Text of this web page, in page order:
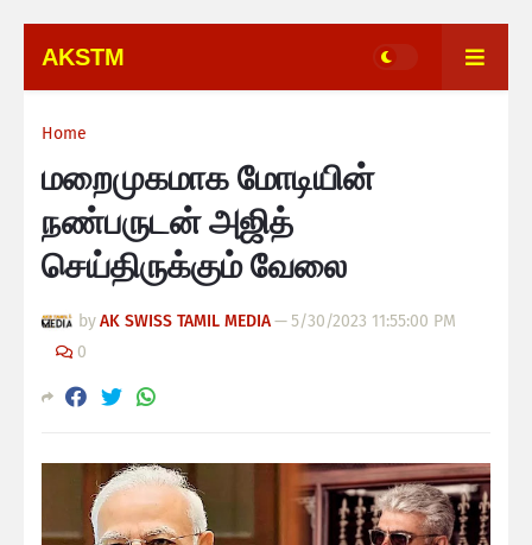
AKSTM
Home
மறைமுகமாக மோடியின்
நண்பருடன் அஜித்
செய்திருக்கும் வேலை
byAK SWISS TAMIL MEDIA—5/30/2023 11:55:00 PM
0